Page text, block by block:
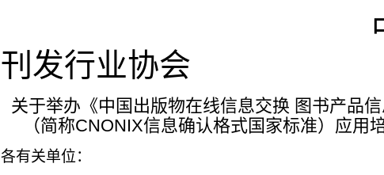
刊发行业协会
关于举办《中国出版物在线信息交换 图书产品信
（简称CNONIX信息确认格式国家标准）应用
各有关单位：